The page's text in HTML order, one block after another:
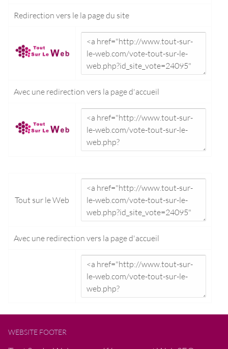
Redirection vers le la page du site
Avec une redirection vers la page d'accueil
Tout sur le Web
Avec une redirection vers la page d'accueil
WEBSITE FOOTER